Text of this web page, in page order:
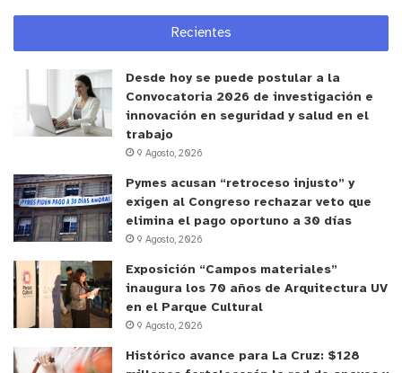
Recientes
Desde hoy se puede postular a la
Convocatoria 2026 de investigación e
innovación en seguridad y salud en el
trabajo
9 Agosto, 2026
Pymes acusan “retroceso injusto” y
exigen al Congreso rechazar veto que
elimina el pago oportuno a 30 días
9 Agosto, 2026
Exposición “Campos materiales”
inaugura los 70 años de Arquitectura UV
en el Parque Cultural
9 Agosto, 2026
Histórico avance para La Cruz: $128